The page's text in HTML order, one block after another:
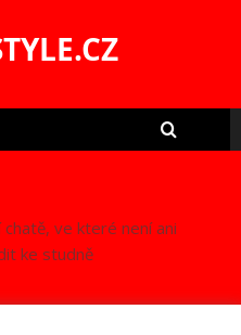
ve které není ani
ke studně